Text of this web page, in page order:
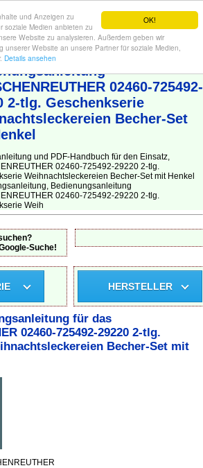
OK!
und Anzeigen zu
soziale Medien anbieten zu
Website zu analysieren. Außerdem geben wir
unserer Website an unsere Partner für soziale Medien,
Details ansehen
| Hier finden Sie die deutsche Anleitung!
02460-725492-
2-tlg. Geschenkserie
Becher-Set
und PDF-Handbuch für den Einsatz,
02460-725492-29220 2-tlg.
Weihnachtsleckereien Becher-Set mit Henkel
Bedienungsanleitung
02460-725492-29220 2-tlg.
Weih
Suche!
HERSTELLER
für das
02460-725492-29220 2-tlg.
Becher-Set mit